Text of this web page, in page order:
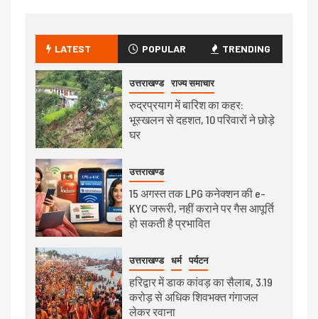
LATEST POPULAR TRENDING
उत्तराखण्ड राज्य समाचार
रुद्रप्रयाग में बारिश का कहर:
भूस्खलन से दहशत, 10 परिवारों ने छोड़े
घर
उत्तराखण्ड
15 अगस्त तक LPG कनेक्शन की e-
KYC जरूरी, नहीं कराने पर गैस आपूर्ति
हो सकती है प्रभावित
उत्तराखण्ड धर्म पर्यटन
हरिद्वार में डाक कांवड़ का सैलाब, 3.19
करोड़ से अधिक शिवभक्त गंगाजल
लेकर रवाना